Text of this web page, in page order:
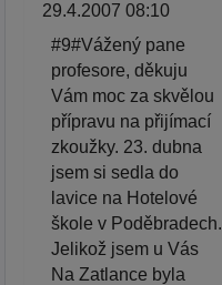
29.4.2007 08:10
#9#Vážený pane
profesore, děkuju
Vám moc za skvělou
přípravu na přijímací
zkoužky. 23. dubna
jsem si sedla do
lavice na Hotelové
škole v Poděbradech.
Jelikož jsem u Vás
Na Zatlance byla